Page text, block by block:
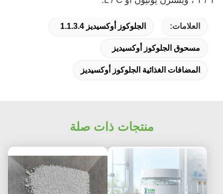
العلامات: الجلوكوز أوكسيديز 1.1.3.4
مسحوق الجلوكوز أوكسيديز
المضافات الغذائية الجلوكوز أوكسيديز
منتجات ذات صلة